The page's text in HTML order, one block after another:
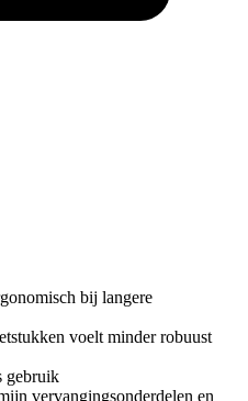
bij langere
voelt minder robuust
gebruik
vervangingsonderdelen en